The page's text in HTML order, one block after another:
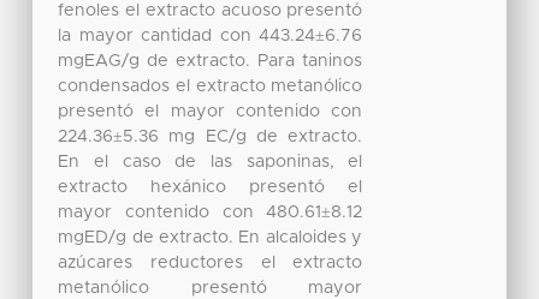
fenoles el extracto acuoso presentó
la mayor cantidad con 443.24±6.76
mgEAG/g de extracto. Para taninos
condensados el extracto metanólico
presentó el mayor contenido con
224.36±5.36 mg EC/g de extracto.
En el caso de las saponinas, el
extracto hexánico presentó el
mayor contenido con 480.61±8.12
mgED/g de extracto. En alcaloides y
azúcares reductores el extracto
metanólico presentó mayor